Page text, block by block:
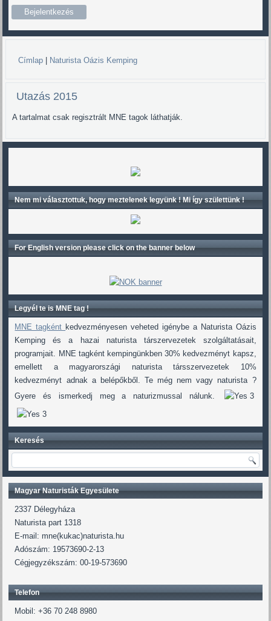
Jelenlegi hely
Címlap| Naturista Oázis Kemping
Utazás 2015
A tartalmat csak regisztrált MNE tagok láthatják.
Nem mi választottuk, hogy meztelenek legyünk ! Mi így születtünk !
For English version please click on the banner below
Legyél te is MNE tag !
MNE tagként kedvezményesen veheted igénybe a Naturista Oázis
Kemping és a hazai naturista társzervezetek szolgáltatásait,
programjait. MNE tagként kempingünkben 30% kedvezményt kapsz,
emellett a magyarországi naturista társszervezetek 10%
kedvezményt adnak a belépőkből. Te még nem vagy naturista ?
Gyere és ismerkedj meg a naturizmussal nálunk.
Keresés
Magyar Naturisták Egyesülete
2337 Délegyháza
Naturista part 1318
E-mail: mne(kukac)naturista.hu
Adószám: 19573690-2-13
Cégjegyzékszám: 00-19-573690
Telefon
Mobil: +36 70 248 8980